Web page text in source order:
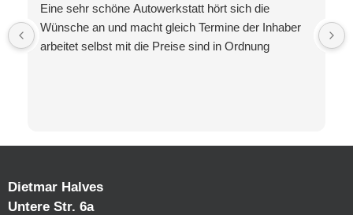
Eine sehr schöne Autowerkstatt hört sich die
Wünsche an und macht gleich Termine der Inhaber
arbeitet selbst mit die Preise sind in Ordnung
Dietmar Halves
Untere Str. 6a